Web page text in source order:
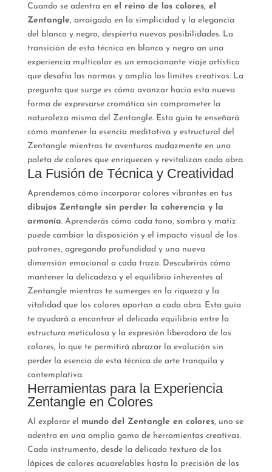
Cuando se adentra en el reino de los colores, el
Zentangle, arraigado en la simplicidad y la elegancia
del blanco y negro, despierta nuevas posibilidades. La
transición de esta técnica en blanco y negro an una
experiencia multicolor es un emocionante viaje artístico
que desafía las normas y amplía los límites creativos. La
pregunta que surge es cómo avanzar hacia esta nueva
forma de expresarse cromática sin comprometer la
naturaleza misma del Zentangle. Esta guía te enseñará
cómo mantener la esencia meditativa y estructural del
Zentangle mientras te aventuras audazmente en una
paleta de colores que enriquecen y revitalizan cada obra.
La Fusión de Técnica y Creatividad
Aprendemos cómo incorporar colores vibrantes en tus
dibujos Zentangle sin perder la coherencia y la
armonía. Aprenderás cómo cada tono, sombra y matiz
puede cambiar la disposición y el impacto visual de los
patrones, agregando profundidad y una nueva
dimensión emocional a cada trazo. Descubrirás cómo
mantener la delicadeza y el equilibrio inherentes al
Zentangle mientras te sumerges en la riqueza y la
vitalidad que los colores aportan a cada obra. Esta guía
te ayudará a encontrar el delicado equilibrio entre la
estructura meticulosa y la expresión liberadora de los
colores, lo que te permitirá abrazar la evolución sin
perder la esencia de esta técnica de arte tranquila y
contemplativa.
Herramientas para la Experiencia
Zentangle en Colores
Al explorar el mundo del Zentangle en colores, uno se
adentra en una amplia gama de herramientas creativas.
Cada instrumento, desde la delicada textura de los
lápices de colores acuarelables hasta la precisión de los